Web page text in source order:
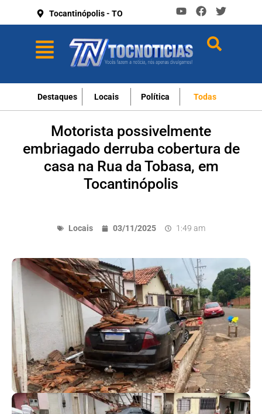
Tocantinópolis - TO
Destaques Locais Política Todas
Motorista possivelmente
embriagado derruba cobertura de
casa na Rua da Tobasa, em
Tocantinópolis
Locais 03/11/2025 1:49 am